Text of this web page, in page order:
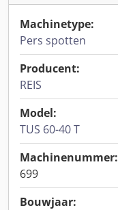
Machinetype:
Pers spotten
Producent:
REIS
Model:
TUS 60-40 T
Machinenummer:
699
Bouwjaar: